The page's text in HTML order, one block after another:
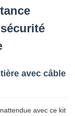
avec câble
avec ce kit